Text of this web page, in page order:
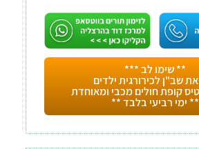
** שימו לב ***
שב"ן לכירורגית ילדים
קופת חולים מכבי ומאוחדת
** ימי רביעי בלבד **